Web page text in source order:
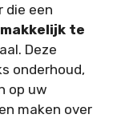
die een
te
Deze
onderhoud,
op uw
maken over